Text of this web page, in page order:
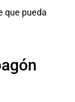
que pueda